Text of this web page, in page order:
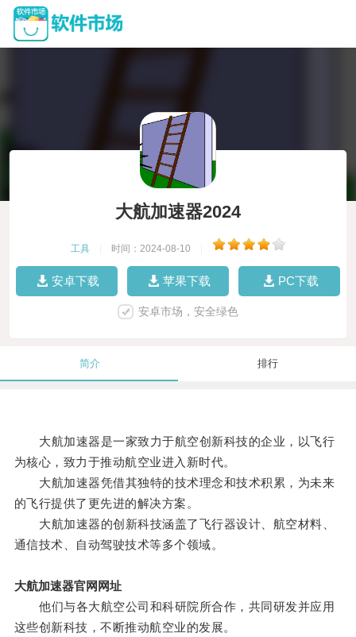
大航加速器2024
工具 时间：2024-08-10
安卓下载 苹果下载 PC下载
安卓市场，安全绿色
简介 排行
大航加速器是一家致力于航空创新科技的企业，以飞行
为核心，致力于推动航空业进入新时代。
大航加速器凭借其独特的技术理念和技术积累，为未来
的飞行提供了更先进的解决方案。
大航加速器的创新科技涵盖了飞行器设计、航空材料、
通信技术、自动驾驶技术等多个领域。
大航加速器官网网址
他们与各大航空公司和科研院所合作，共同研发并应用
这些创新科技，不断推动航空业的发展。